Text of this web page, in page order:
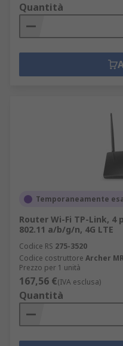
Quantità
Temporaneamente
Router Wi-Fi TP-Link, 4
802.11 a/b/g/n, 4G LTE
Codice RS 275-3520
Codice costruttore Archer
Prezzo per 1 unità
167,56 €(IVA esclusa)
Quantità